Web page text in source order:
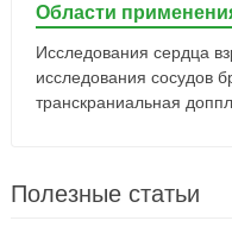
Области
Исследования сердца
исследования сосудов
транскраниальная
Полезные статьи